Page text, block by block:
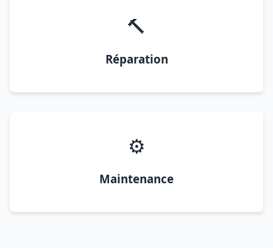
🔨
Réparation
⚙️
Maintenance